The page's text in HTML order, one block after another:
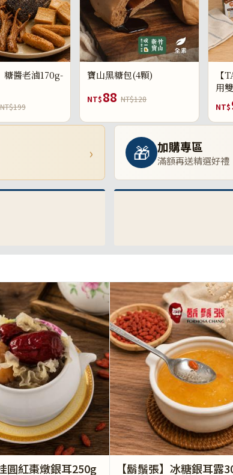
糖醬老滷170g-
NT$199
寶山黑糖包(4顆)
NT$88 NT$128
【
用
NT$
› 🎁 加購專區
滿額再送精選好禮
圓紅棗燉銀耳250g 【鬍鬚張】冰糖銀耳露